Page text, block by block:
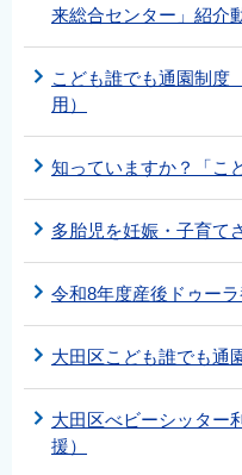
来総合センター」紹介
こども誰でも通園制
用）
知っていますか？「こ
多胎児を妊娠・子育て
令和8年度産後ドゥー
大田区こども誰でも通
大田区べビーシッター
援）